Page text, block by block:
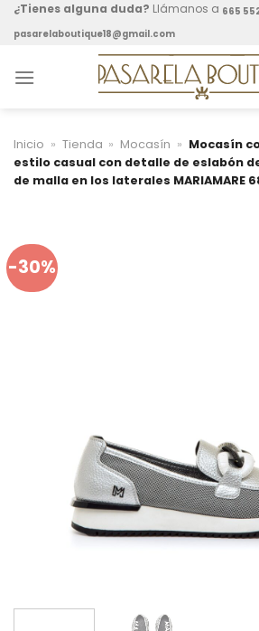
Skip¿Tienes alguna duda? Llámanos a 665
pasarelaboutique18@gmail.com
Inicio » Tienda » Mocasín » Mocasín
estilo casual con detalle de eslabón
de malla en los laterales MARIAMARE
-30%